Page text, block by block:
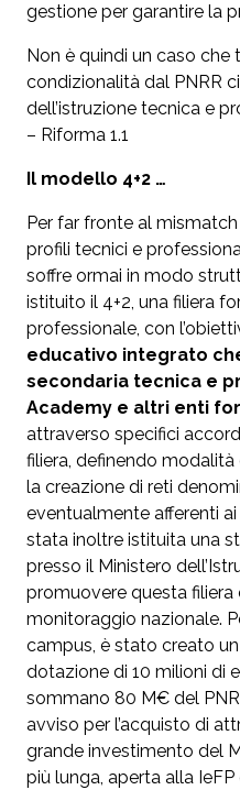
gestione per garantire la
Non è quindi un caso
condizionalità dal PNRR
dell’istruzione tecnica e
– Riforma 1.1
Il modello 4+2 …
Per far fronte al
profili tecnici e
soffre ormai in modo
istituito il 4+2, una filiera
professionale, con
educativo integrato
secondaria tecnica e
Academy e altri enti
attraverso specifici
filiera, definendo
la creazione di reti
eventualmente afferenti
stata inoltre istituita una
presso il Ministero
promuovere questa filiera
monitoraggio nazionale.
campus, è stato creato
dotazione di 10 milioni di
sommano 80 M€ del
avviso per l’acquisto di
grande investimento del
più lunga, aperta alla